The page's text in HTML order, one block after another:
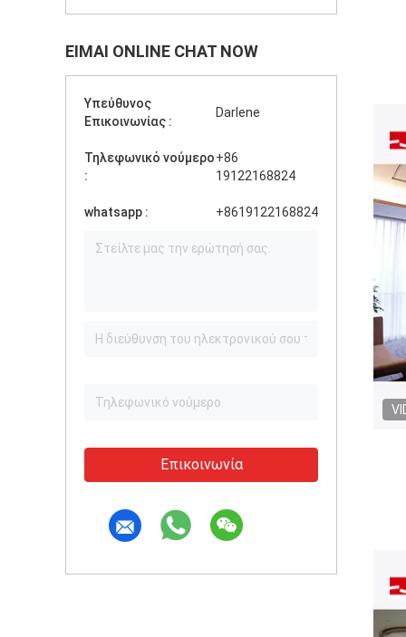
ΕΊΜΑΙ ONLINE CHAT NOW
Υπεύθυνος
Επικοινωνίας :
Darlene
Τηλεφωνικό νούμερο
:
+86
19122168824
whatsapp : +8619122168824
Επικοινωνία